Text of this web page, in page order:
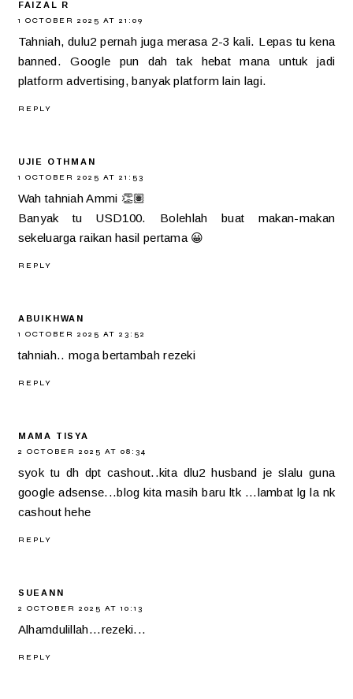
FAIZAL R
1 OCTOBER 2025 AT 21:09
Tahniah, dulu2 pernah juga merasa 2-3 kali. Lepas tu kena
banned. Google pun dah tak hebat mana untuk jadi
platform advertising, banyak platform lain lagi.
REPLY
UJIE OTHMAN
1 OCTOBER 2025 AT 21:53
Wah tahniah Ammi 👏🏽
Banyak tu USD100. Bolehlah buat makan-makan
sekeluarga raikan hasil pertama 😀
REPLY
ABUIKHWAN
1 OCTOBER 2025 AT 23:52
tahniah.. moga bertambah rezeki
REPLY
MAMA TISYA
2 OCTOBER 2025 AT 08:34
syok tu dh dpt cashout..kita dlu2 husband je slalu guna
google adsense...blog kita masih baru ltk ...lambat lg la nk
cashout hehe
REPLY
SUEANN
2 OCTOBER 2025 AT 10:13
Alhamdulillah...rezeki...
REPLY